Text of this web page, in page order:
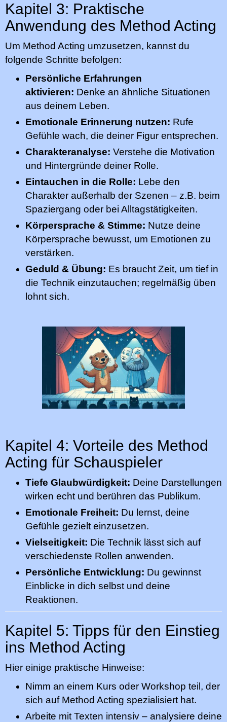
Kapitel 3: Praktische
Anwendung des Method Acting
Um Method Acting umzusetzen, kannst du
folgende Schritte befolgen:
Persönliche Erfahrungen
aktivieren: Denke an ähnliche Situationen
aus deinem Leben.
Emotionale Erinnerung nutzen: Rufe
Gefühle wach, die deiner Figur entsprechen.
Charakteranalyse: Verstehe die Motivation
und Hintergründe deiner Rolle.
Eintauchen in die Rolle: Lebe den
Charakter außerhalb der Szenen – z.B. beim
Spaziergang oder bei Alltagstätigkeiten.
Körpersprache & Stimme: Nutze deine
Körpersprache bewusst, um Emotionen zu
verstärken.
Geduld & Übung: Es braucht Zeit, um tief in
die Technik einzutauchen; regelmäßig üben
lohnt sich.
Kapitel 4: Vorteile des Method
Acting für Schauspieler
Tiefe Glaubwürdigkeit: Deine Darstellungen
wirken echt und berühren das Publikum.
Emotionale Freiheit: Du lernst, deine
Gefühle gezielt einzusetzen.
Vielseitigkeit: Die Technik lässt sich auf
verschiedenste Rollen anwenden.
Persönliche Entwicklung: Du gewinnst
Einblicke in dich selbst und deine
Reaktionen.
Kapitel 5: Tipps für den Einstieg
ins Method Acting
Hier einige praktische Hinweise:
Nimm an einem Kurs oder Workshop teil, der
sich auf Method Acting spezialisiert hat.
Arbeite mit Texten intensiv – analysiere deine